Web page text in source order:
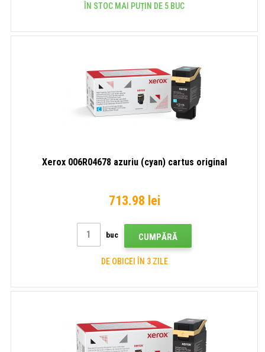
ÎN STOC MAI PUȚIN DE 5 BUC
Xerox 006R04678 azuriu (cyan) cartus original
713.98 lei
buc CUMPĂRĂ
DE OBICEI ÎN 3 ZILE